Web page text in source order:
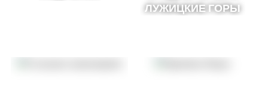
ЛУЖИЦКИЕ ГОРЫ